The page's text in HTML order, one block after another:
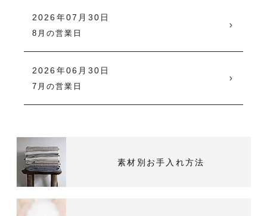
2026年07月30日
8月の営業日
2026年06月30日
7月の営業日
素材別お手入れ方法